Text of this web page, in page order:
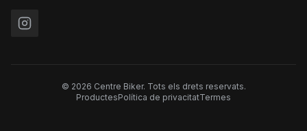
© 2026 Centre Biker. Tots els drets reservats.
ProductesPolítica de privacitatTermes